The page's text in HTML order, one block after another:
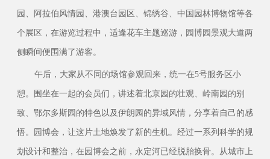
园、阿拉伯风情园、港澳台园区、锦绣谷、中国园林博物馆等各
个展区，在游览过程中，适逢花车主题巡游，园博园景观大道两
侧瞬间便围满了游客。
午后，大家从不同的场馆参观回来，统一在5号服务区小
憩。围坐在一起的会员们，讲述着北京园的壮观、岭南园的别
致、鄂尔多斯园的特色以及伊朗园的异域风情，分享着自己的感
悟。园博会，让这片土地焕发了新的生机。经过一系列科学的规
划设计和整治，在园博会之前，永定河已经脱胎换骨。从城市上